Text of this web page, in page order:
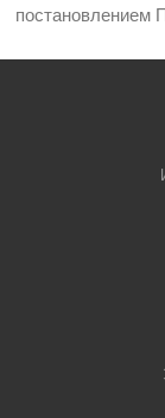
постановлением